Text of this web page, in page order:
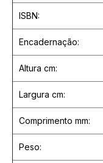
ISBN:
Encadernação:
Altura cm:
Largura cm:
Comprimento mm:
Peso: